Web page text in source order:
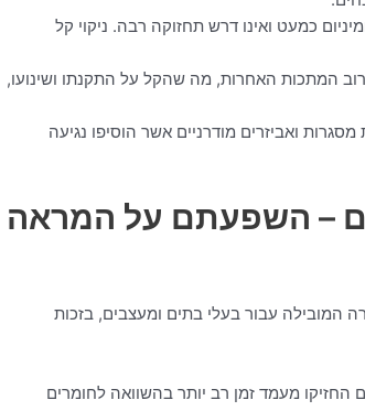
כמעט ואינו דרש תחזוקה רבה. ניקוי קל
המתכות האחרות, מה שהקל על התקנתו ושינועו,
ואביזרים מודרניים אשר הוסיפו נגיעה
– השפעתם על המראה
הבחירה המובילה עבור בעלי בתים ומעצבים, בזכות
החזיקו מעמד זמן רב יותר בהשוואה לחומרים